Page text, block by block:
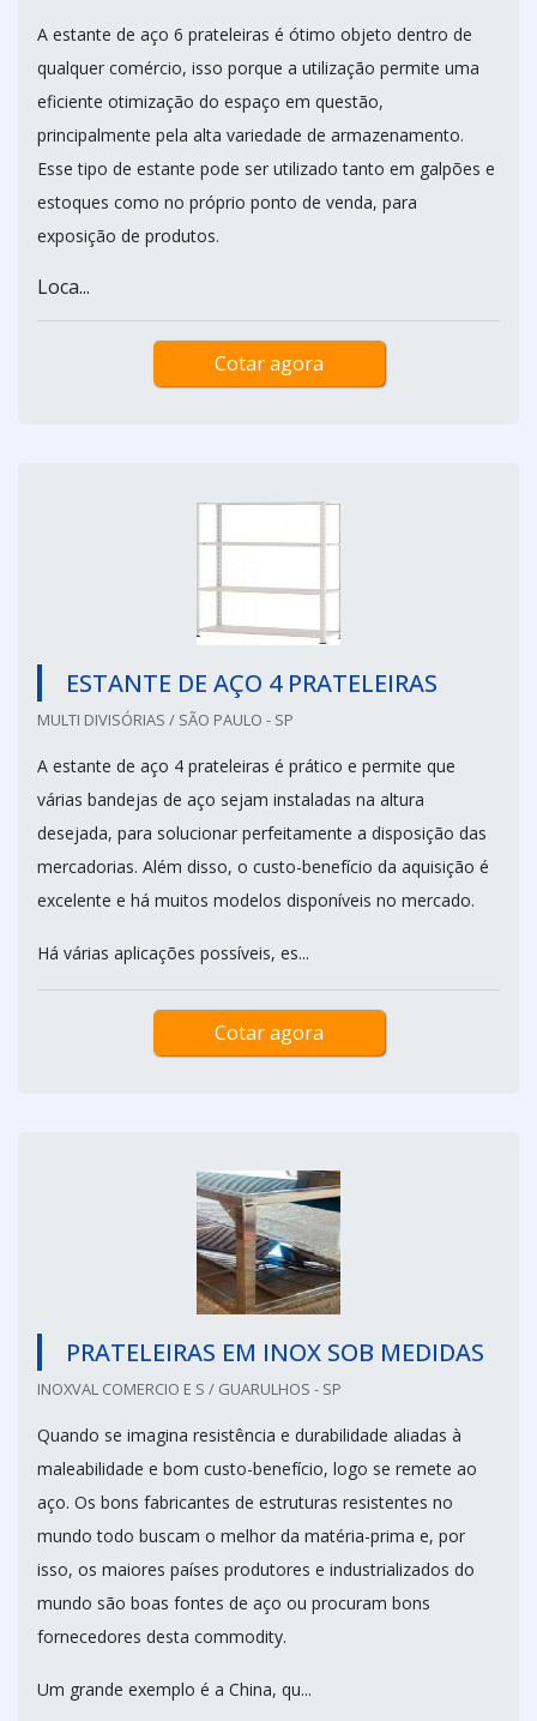
A estante de aço 6 prateleiras é ótimo objeto dentro de
qualquer comércio, isso porque a utilização permite uma
eficiente otimização do espaço em questão,
principalmente pela alta variedade de armazenamento.
Esse tipo de estante pode ser utilizado tanto em galpões e
estoques como no próprio ponto de venda, para
exposição de produtos.
Loca...
Cotar agora
ESTANTE DE AÇO 4 PRATELEIRAS
MULTI DIVISÓRIAS / SÃO PAULO - SP
A estante de aço 4 prateleiras é prático e permite que
várias bandejas de aço sejam instaladas na altura
desejada, para solucionar perfeitamente a disposição das
mercadorias. Além disso, o custo-benefício da aquisição é
excelente e há muitos modelos disponíveis no mercado.
Há várias aplicações possíveis, es...
Cotar agora
PRATELEIRAS EM INOX SOB MEDIDAS
INOXVAL COMERCIO E S / GUARULHOS - SP
Quando se imagina resistência e durabilidade aliadas à
maleabilidade e bom custo-benefício, logo se remete ao
aço. Os bons fabricantes de estruturas resistentes no
mundo todo buscam o melhor da matéria-prima e, por
isso, os maiores países produtores e industrializados do
mundo são boas fontes de aço ou procuram bons
fornecedores desta commodity.
Um grande exemplo é a China, qu...